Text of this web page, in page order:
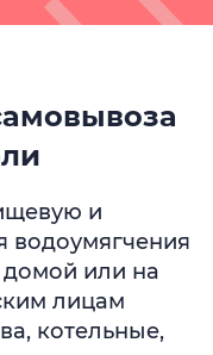
и
водоумягчения
или на
лицам
котельные,